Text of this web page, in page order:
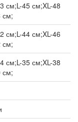
см;L-45 см;XL-48
см;
см;L-44 см;XL-46
см;
см;L-35 см;XL-38
см;